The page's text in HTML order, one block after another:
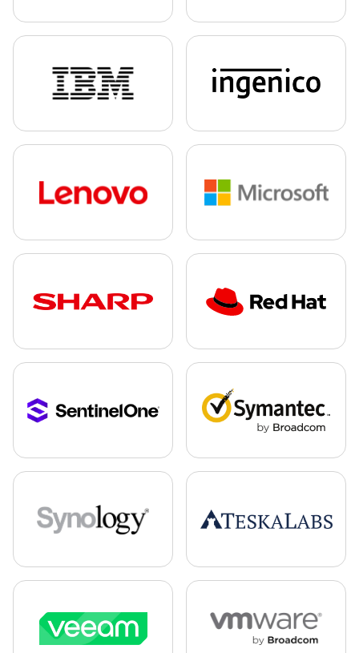
Detail partnera Detail partnera
Detail partnera Detail partnera
Detail partnera
Detail partnera
Detail partnera
Detail partnera Detail partnera